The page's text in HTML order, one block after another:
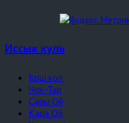
Иссык куль
Кош кол
Чок-Тал
Сары Ой
Кара Ой